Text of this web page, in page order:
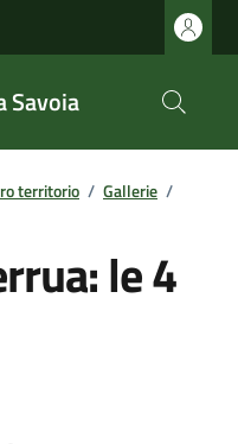
Savoia
territorio / Gallerie /
le 4